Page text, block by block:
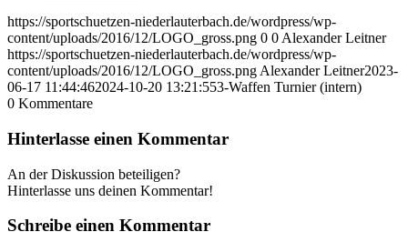
https://sportschuetzen-niederlauterbach.de/wordpress/wp-
content/uploads/2016/12/LOGO_gross.png 0 0 Alexander Leitner
https://sportschuetzen-niederlauterbach.de/wordpress/wp-
content/uploads/2016/12/LOGO_gross.png Alexander Leitner2023-
06-17 11:44:462024-10-20 13:21:553-Waffen Turnier (intern)
0 Kommentare
Hinterlasse einen Kommentar
An der Diskussion beteiligen?
Hinterlasse uns deinen Kommentar!
Schreibe einen Kommentar